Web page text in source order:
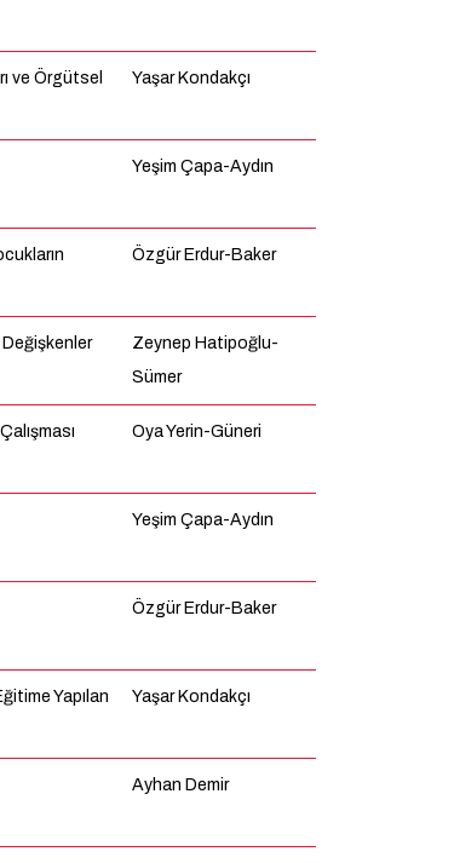
ve Örgütsel
Yaşar Kondakçı
Yeşim Çapa-Aydın
Özgür Erdur-Baker
Değişkenler
Zeynep Hatipoğlu-
Sümer
Oya Yerin-Güneri
Yeşim Çapa-Aydın
Özgür Erdur-Baker
Yapılan
Yaşar Kondakçı
Ayhan Demir